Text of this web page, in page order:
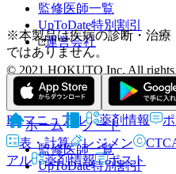
※本製品は疾病の診断・治療
ではありません。
ホーム
ノート
表・計算
レジメン
アル
薬剤情報 ポスト
監修医師一覧
UpToDate特別割引
運営会社
© 2021 HOKUTO Inc. All rights
利用規約プライバシーポリシ
ホーム
表・計算 レジメ
ERマニュアル
薬剤情報
監修医師一覧
UpToDate特別割引